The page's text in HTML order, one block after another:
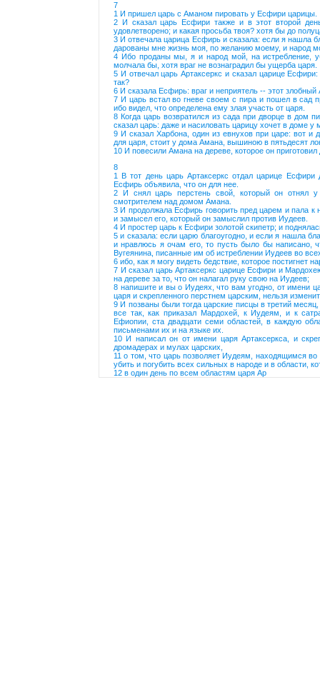
7
1 И пришел царь с Аманом пировать у Есфири царицы.
2 И сказал царь Есфири также и в этот второй
удовлетворено; и какая просьба твоя? хотя бы до
3 И отвечала царица Есфирь и сказала: если я нашла
дарованы мне жизнь моя, по желанию моему, и народ
4 Ибо проданы мы, я и народ мой, на истребление,
молчала бы, хотя враг не вознаградил бы ущерба царя.
5 И отвечал царь Артаксеркс и сказал царице
так?
6 И сказала Есфирь: враг и неприятель -- этот
7 И царь встал во гневе своем с пира и пошел в сад
ибо видел, что определена ему злая участь от царя.
8 Когда царь возвратился из сада при дворце в
сказал царь: даже и насиловать царицу хочет в доме
9 И сказал Харбона, один из евнухов при царе: вот и
для царя, стоит у дома Амана, вышиною в пятьдесят
10 И повесили Амана на дереве, которое он
8
1 В тот день царь Артаксеркс отдал царице
Есфирь объявила, что он для нее.
2 И снял царь перстень свой, который он отнял
смотрителем над домом Амана.
3 И продолжала Есфирь говорить пред царем и пала к
и замысел его, который он замыслил против Иудеев.
4 И простер царь к Есфири золотой скипетр; и
5 и сказала: если царю благоугодно, и если я нашла
и нравлюсь я очам его, то пусть было бы
Вугеянина, писанные им об истреблении Иудеев во
6 ибо, как я могу видеть бедствие, которое постигнет
7 И сказал царь Артаксеркс царице Есфири и
на дереве за то, что он налагал руку свою на Иудеев;
8 напишите и вы о Иудеях, что вам угодно, от имени
царя и скрепленного перстнем царским, нельзя
9 И позваны были тогда царские писцы в третий
все так, как приказал Мардохей, к Иудеям, и к
Ефиопии, ста двадцати семи областей, в каждую
письменами их и на языке их.
10 И написал он от имени царя Артаксеркса, и
дромадерах и мулах царских,
11 о том, что царь позволяет Иудеям, находящимся во
убить и погубить всех сильных в народе и в области,
12 в один день по всем областям царя Ар